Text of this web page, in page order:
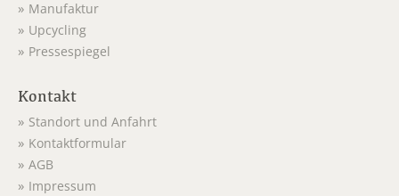
Manufaktur
Upcycling
Pressespiegel
Kontakt
Standort und Anfahrt
Kontaktformular
AGB
Impressum